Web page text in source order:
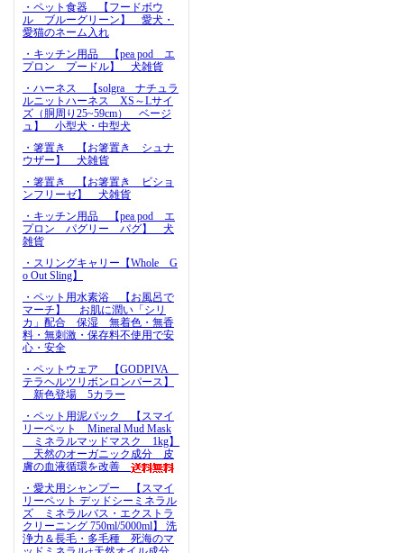
・ペット食器 【フードボウ
ル ブルーグリーン】 愛犬・
愛猫のネーム入れ
・キッチン用品 【pea pod エ
プロン プードル】 犬雑貨
・ハーネス 【solgra ナチュラ
ルニットハーネス XS～Lサイ
ズ（胴周り25~59cm） ベージ
ュ】 小型犬・中型犬
・箸置き 【お箸置き シュナ
ウザー】 犬雑貨
・箸置き 【お箸置き ビショ
ンフリーゼ】 犬雑貨
・キッチン用品 【pea pod エ
プロン パグリー パグ】 犬
雑貨
・スリングキャリー【Whole G
o Out Sling】
・ペット用水素浴 【お風呂で
マーチ】 お肌に潤い「シリ
カ」配合 保湿 無着色・無香
料・無刺激・保存料不使用で安
心・安全
・ペットウェア 【GODPIVA
テラヘルツリボンロンパース】
新色登場 5カラー
・ペット用泥パック 【スマイ
リーペット Mineral Mud Mask
ミネラルマッドマスク 1kg】
天然のオーガニック成分 皮
膚の血液循環を改善
・愛犬用シャンプー 【スマイ
リーペット デッドシーミネラル
ズ ミネラルバス・エクストラ
クリーニング 750ml/5000ml】 洗
浄力＆長毛・多毛種 死海のマ